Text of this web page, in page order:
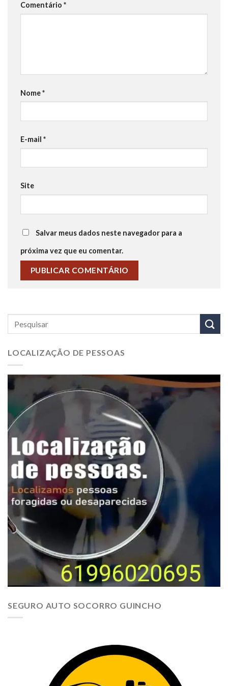
Comentário *
Nome*
E-mail *
Site
Salvar meus dados neste navegador para a
próxima vez que eu comentar.
LOCALIZAÇÃO DE PESSOAS
SEGURO AUTO SOCORRO GUINCHO